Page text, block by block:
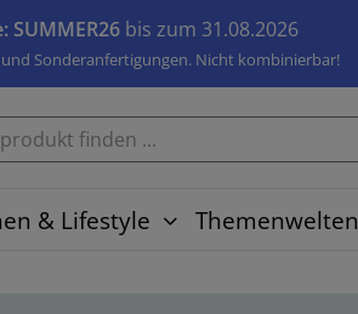
SUMMER26 bis zum 31.08.2026
Sonderanfertigungen. Nicht kombinierbar!
& Lifestyle Themenwelten